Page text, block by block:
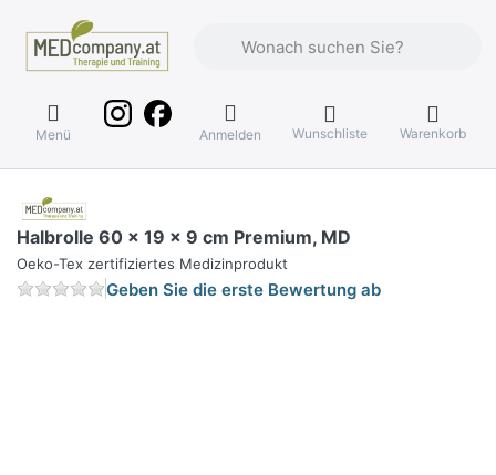
Menü Anmelden Wunschliste Warenkorb
Halbrolle 60 x 19 x 9 cm Premium, MD
Oeko-Tex zertifiziertes Medizinprodukt
Geben Sie die erste Bewertung ab